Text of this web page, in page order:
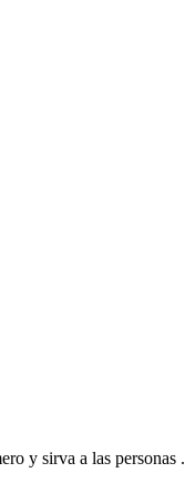
y sirva a las personas .